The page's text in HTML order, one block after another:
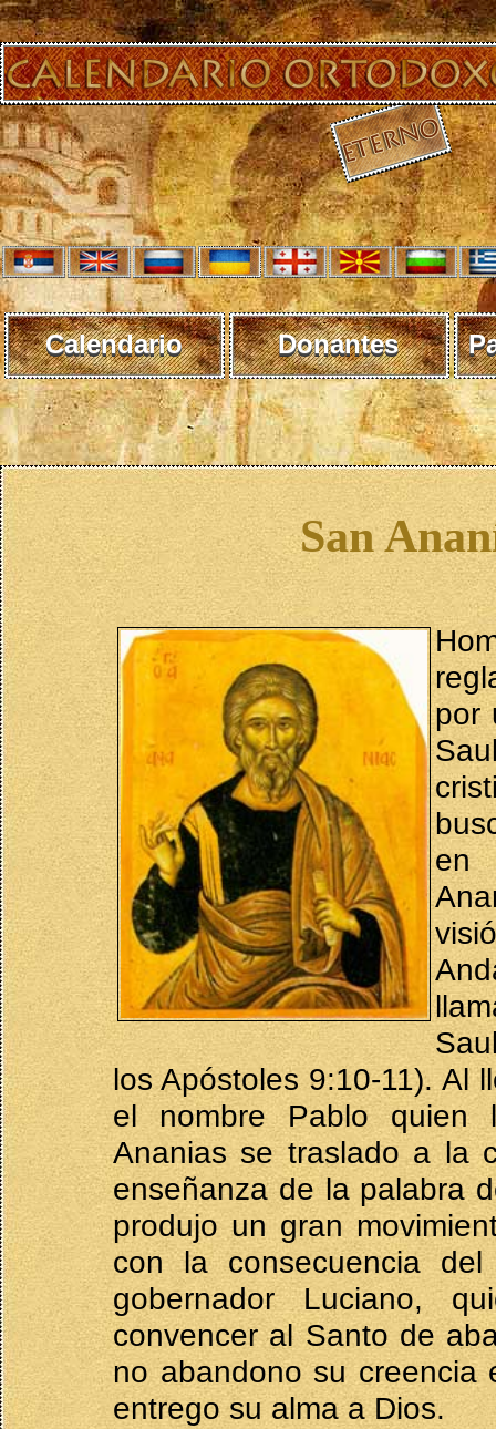
Calendario Donantes
San
por
en
los Apóstoles 9:10-11). Al
el nombre Pablo quien
Ananias se traslado a la
enseñanza de la palabra
produjo un gran
con la consecuencia
gobernador Luciano,
convencer al Santo de
no abandono su creencia
entrego su alma a Dios.